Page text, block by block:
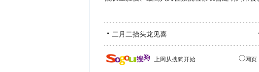
二月二抬头龙见喜
上网从搜狗开始 网页